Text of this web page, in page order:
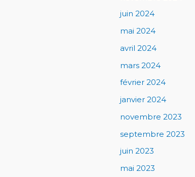
juin 2024
mai 2024
avril 2024
mars 2024
février 2024
janvier 2024
novembre 2023
septembre 2023
juin 2023
mai 2023